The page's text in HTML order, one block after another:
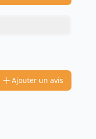
Ajouter un avis